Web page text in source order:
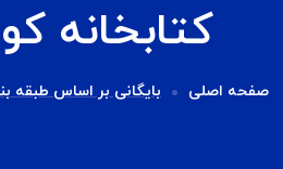
کتابخانه
صفحه اصلی بایگانی بر اساس طبقه